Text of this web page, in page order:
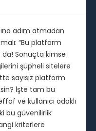
adım atmadan
“Bu platform
da! Sonuçta kimse
şüpheli sitelere
sayısız platform
İşte tam bu
ve kullanıcı odaklı
bu güvenilirlik
kriterlere